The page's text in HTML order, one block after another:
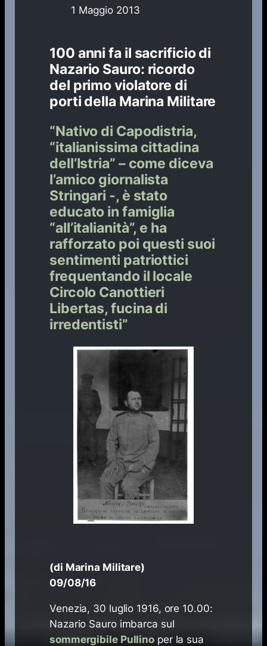
1 Maggio 2013
100 anni fa il sacrificio di
Nazario Sauro: ricordo
del primo violatore di
porti della Marina Militare
“Nativo di Capodistria,
“italianissima cittadina
dell’Istria” – come diceva
l’amico giornalista
Stringari -, è stato
educato in famiglia
“all’italianità”, e ha
rafforzato poi questi suoi
sentimenti patriottici
frequentando il locale
Circolo Canottieri
Libertas, fucina di
irredentisti”
(di Marina Militare)
09/08/16
Venezia, 30 luglio 1916, ore 10.00:
Nazario Sauro imbarca sul
sommergibile Pullino per la sua